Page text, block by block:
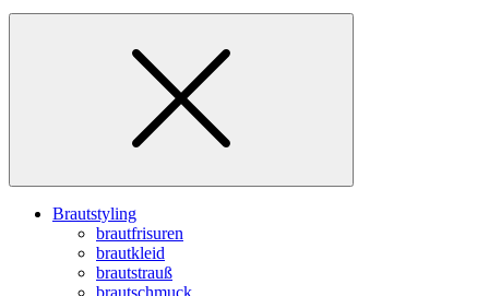
Brautstyling
brautfrisuren
brautkleid
brautstrauß
brautschmuck